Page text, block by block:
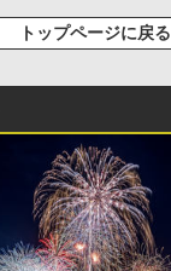
トップページに戻る